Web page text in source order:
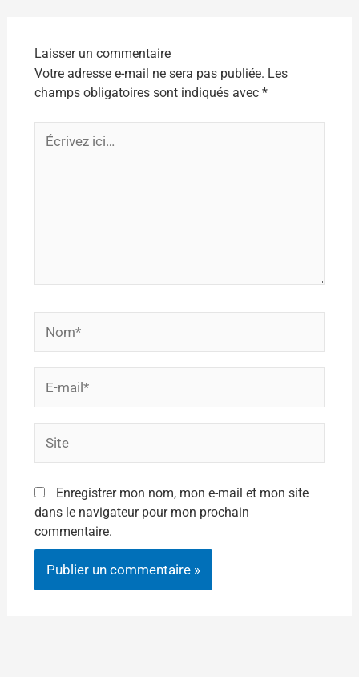
Laisser un commentaire
Votre adresse e-mail ne sera pas publiée. Les
champs obligatoires sont indiqués avec *
ici…
mail*
Enregistrer mon nom, mon e-mail et mon site
dans le navigateur pour mon prochain
commentaire.